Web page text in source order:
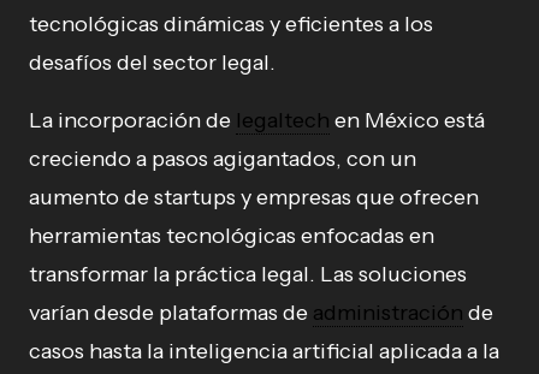
tecnológicas dinámicas y eficientes a los
desafíos del sector legal.
La incorporación de legaltech en México está
creciendo a pasos agigantados, con un
aumento de startups y empresas que ofrecen
herramientas tecnológicas enfocadas en
transformar la práctica legal. Las soluciones
varían desde plataformas de administración de
casos hasta la inteligencia artificial aplicada a la